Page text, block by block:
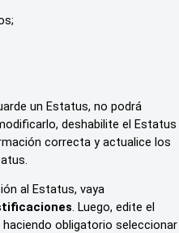
un Estatus, no podrá
deshabilite el Estatus
correcta y actualice los
al Estatus, vaya
. Luego, edite el
obligatorio seleccionar